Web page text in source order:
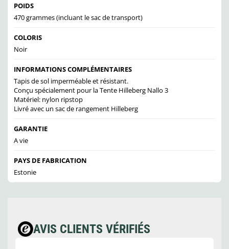
POIDS
470 grammes (incluant le sac de transport)
COLORIS
Noir
INFORMATIONS COMPLÉMENTAIRES
Tapis de sol imperméable et résistant.
Conçu spécialement pour la Tente Hilleberg Nallo 3
Matériel: nylon ripstop
Livré avec un sac de rangement Hilleberg
GARANTIE
A vie
PAYS DE FABRICATION
Estonie
AVIS CLIENTS VÉRIFIÉS